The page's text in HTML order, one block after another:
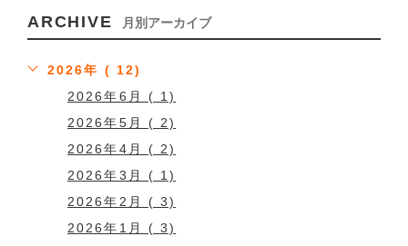
ARCHIVE 月別アーカイブ
2026年 ( 12)
2026年6月 ( 1)
2026年5月 ( 2)
2026年4月 ( 2)
2026年3月 ( 1)
2026年2月 ( 3)
2026年1月 ( 3)